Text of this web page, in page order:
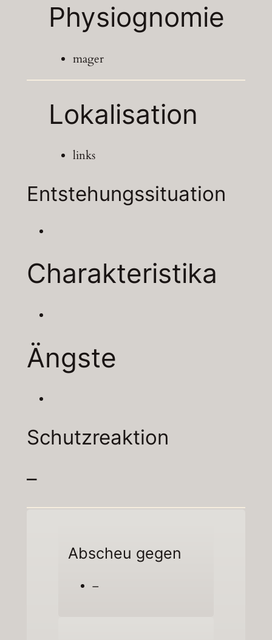
Physiognomie
mager
Lokalisation
links
Entstehungssituation
Charakteristika
Ängste
Schutzreaktion
–
Abscheu gegen
–